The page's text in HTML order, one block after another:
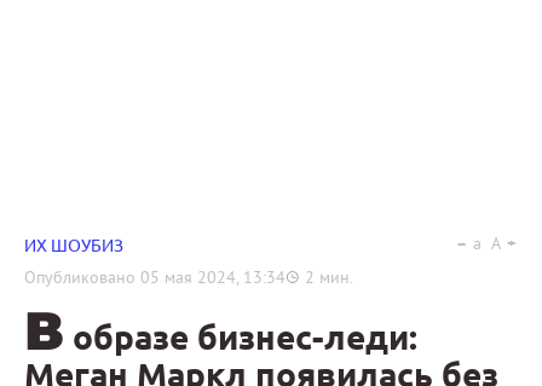
ИХ ШОУБИЗ
Опубликовано 05 мая 2024, 13:34 2 мин.
a A
В образе бизнес-леди:
Меган Маркл появилась без